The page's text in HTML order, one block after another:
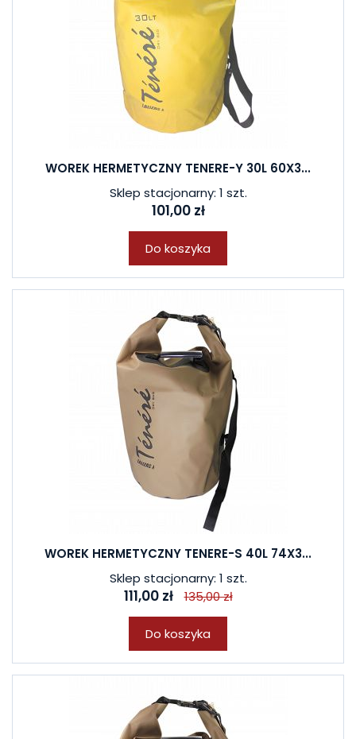
WOREK HERMETYCZNY TENERE-Y 30L 60X3...
Sklep stacjonarny: 1 szt.
101,00 zł
Do koszyka
WOREK HERMETYCZNY TENERE-S 40L 74X3...
Sklep stacjonarny: 1 szt.
111,00 zł 135,00 zł
Do koszyka